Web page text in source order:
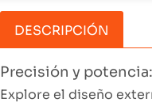
DESCRIPCIÓN
Precisión y
Explore el diseño